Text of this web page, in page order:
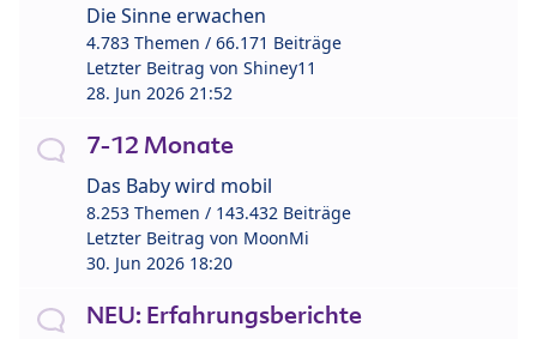
Die Sinne erwachen
4.783 Themen / 66.171 Beiträge
Letzter Beitrag von Shiney11
28. Jun 2026 21:52
7-12 Monate
Das Baby wird mobil
8.253 Themen / 143.432 Beiträge
Letzter Beitrag von MoonMi
30. Jun 2026 18:20
NEU: Erfahrungsberichte